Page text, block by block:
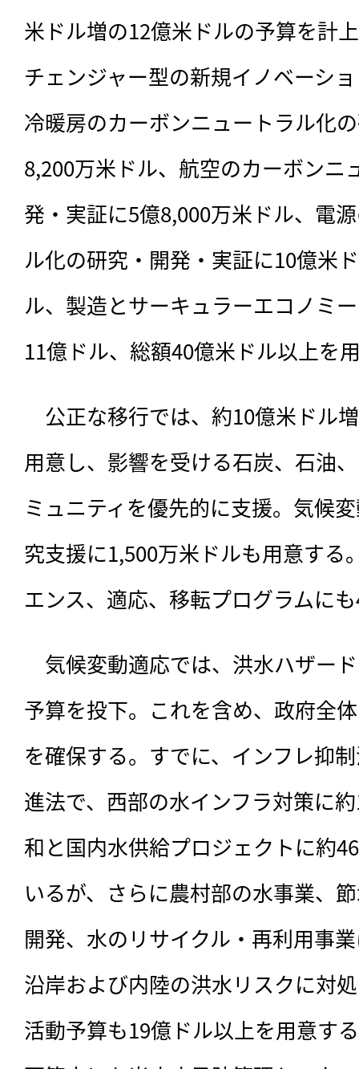
米ドル増の12億米ドルの予算を計
チェンジャー型の新規イノベーシ
冷暖房のカーボンニュートラル化
8,200万米ドル、航空のカーボンニ
発・実証に5億8,000万米ドル、電
ル化の研究・開発・実証に10億米
ル、製造とサーキュラーエコノミ
11億ドル、総額40億米ドル以上を
公正な移行では、約10億米ドル
用意し、影響を受ける石炭、石油
ミュニティを優先的に支援。気候
究支援に1,500万米ドルも用意する
エンス、適応、移転プログラムに
気候変動適応では、洪水ハザー
予算を投下。これを含め、政府全
を確保する。すでに、インフレ抑
進法で、西部の水インフラ対策に
和と国内水供給プロジェクトに約
いるが、さらに農村部の水事業、
開発、水のリサイクル・再利用事
沿岸および内陸の洪水リスクに対
活動予算も19億ドル以上を用意す